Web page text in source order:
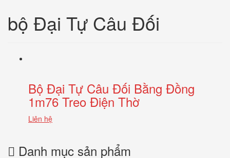
bộ Đại Tự Câu Đối
Bộ Đại Tự Câu Đối Bằng Đồng
1m76 Treo Điện Thờ
Liên hệ
Danh mục sản phẩm